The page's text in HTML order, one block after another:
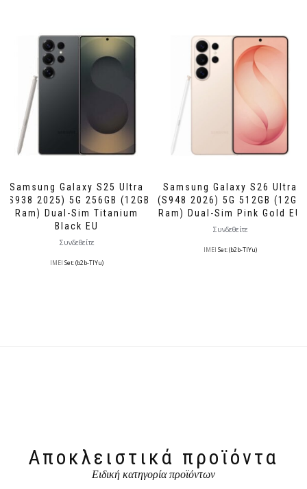
Samsung Galaxy S25 Ultra
(S938 2025) 5G 256GB (12GB
Ram) Dual-Sim Titanium
Black EU
Συνδεθείτε
IMEI Set: (b2b-TlYu)
Samsung Galaxy S26 Ultra
(S948 2026) 5G 512GB (12GB
Ram) Dual-Sim Pink Gold EU
Συνδεθείτε
IMEI Set: (b2b-TlYu)
Αποκλειστικά προϊόντα
Ειδική κατηγορία προϊόντων